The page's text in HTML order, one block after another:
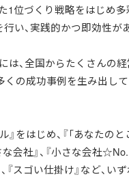
1位づくり戦略をはじめ
い、実践的かつ即効性が
は、全国からたくさんの
くの成功事例を生み出し
をはじめ、『「あなたのと
会社』、『小さな会社
『スゴい仕掛け』など、い